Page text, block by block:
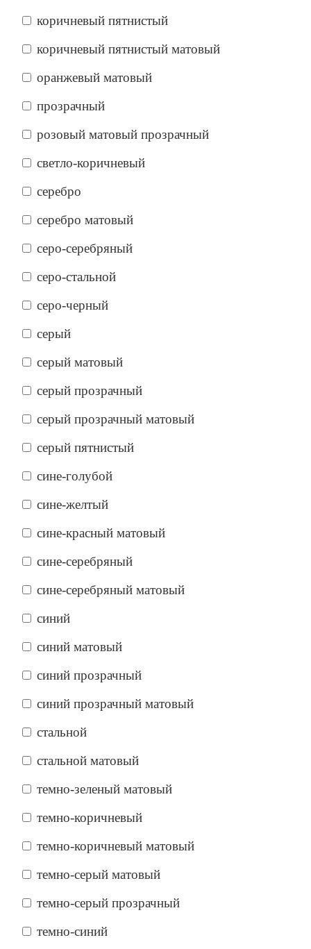
коричневый пятнистый
коричневый пятнистый матовый
оранжевый матовый
прозрачный
розовый матовый прозрачный
светло-коричневый
серебро
серебро матовый
серо-серебряный
серо-стальной
серо-черный
серый
серый матовый
серый прозрачный
серый прозрачный матовый
серый пятнистый
сине-голубой
сине-желтый
сине-красный матовый
сине-серебряный
сине-серебряный матовый
синий
синий матовый
синий прозрачный
синий прозрачный матовый
стальной
стальной матовый
темно-зеленый матовый
темно-коричневый
темно-коричневый матовый
темно-серый матовый
темно-серый прозрачный
темно-синий